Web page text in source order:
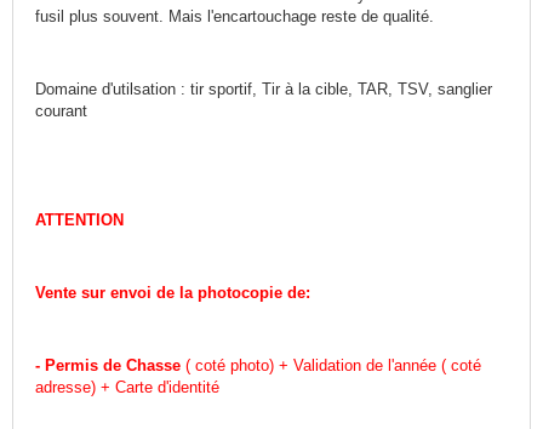
fusil plus souvent. Mais l'encartouchage reste de qualité.
Domaine d'utilsation : tir sportif, Tir à la cible, TAR, TSV, sanglier
courant
ATTENTION
Vente sur envoi de la photocopie de:
- Permis de Chasse ( coté photo) + Validation de l'année ( coté
adresse) + Carte d'identité